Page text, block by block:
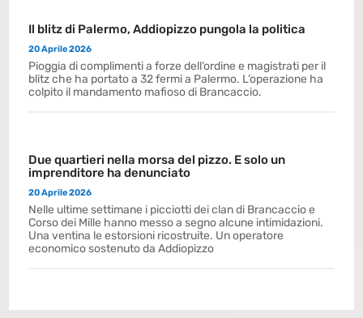
Il blitz di Palermo, Addiopizzo pungola la politica
20 Aprile 2026
Pioggia di complimenti a forze dell’ordine e magistrati per il
blitz che ha portato a 32 fermi a Palermo. L’operazione ha
colpito il mandamento mafioso di Brancaccio.
Due quartieri nella morsa del pizzo. E solo un
imprenditore ha denunciato
20 Aprile 2026
Nelle ultime settimane i picciotti dei clan di Brancaccio e
Corso dei Mille hanno messo a segno alcune intimidazioni.
Una ventina le estorsioni ricostruite. Un operatore
economico sostenuto da Addiopizzo